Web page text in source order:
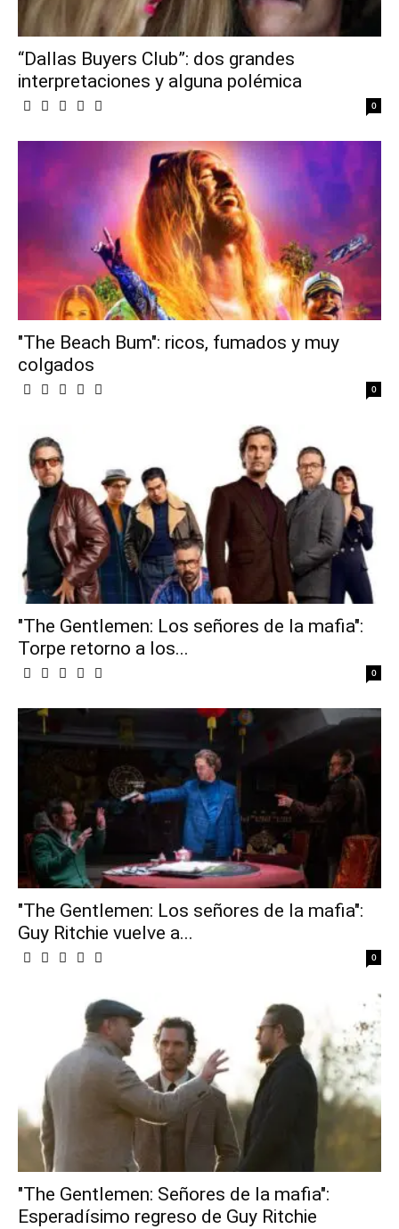
“Dallas Buyers Club”: dos grandes
interpretaciones y alguna polémica
0
"The Beach Bum": ricos, fumados y muy
colgados
0
"The Gentlemen: Los señores de la mafia":
Torpe retorno a los...
0
"The Gentlemen: Los señores de la mafia":
Guy Ritchie vuelve a...
0
"The Gentlemen: Señores de la mafia":
Esperadísimo regreso de Guy Ritchie